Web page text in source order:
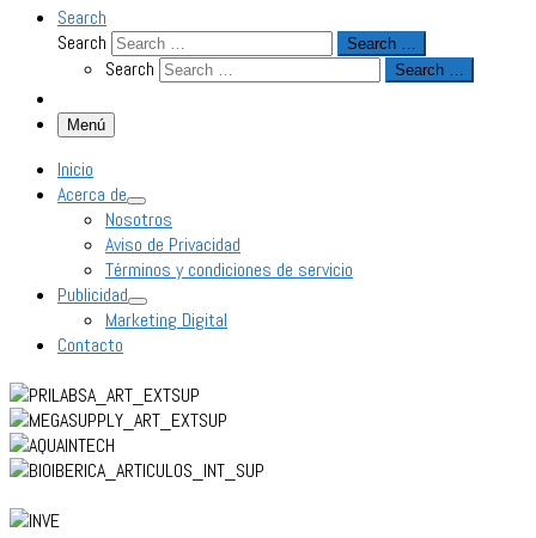
Search
Search
Search …
Search Search …
Menú
Inicio
Acerca de
Nosotros
Aviso de Privacidad
Términos y condiciones de servicio
Publicidad
Marketing Digital
Contacto